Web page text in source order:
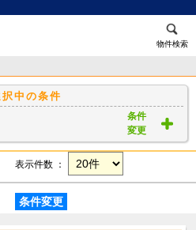
物件検索
択中の条件
条件
変更
表示件数 ：
条件変更